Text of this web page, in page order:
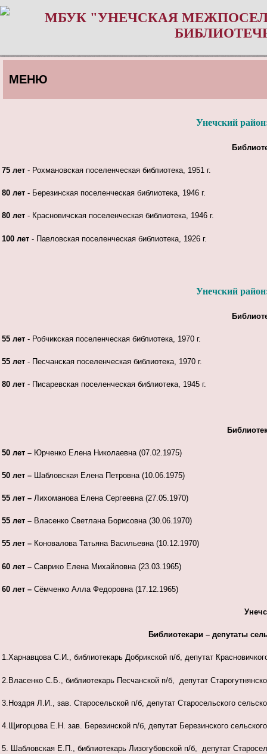
МБУК "УНЕЧСКАЯ
МЕНЮ
Унечский
75 лет - Рохмановская поселенческая библиотека, 1951 г.
80 лет - Березинская поселенческая библиотека, 1946 г.
80 лет - Красновичская поселенческая библиотека, 1946 г.
100 лет - Павловская поселенческая библиотека, 1926 г.
Унечский
55 лет - Робчикская поселенческая библиотека, 1970 г.
55 лет - Песчанская поселенческая библиотека, 1970 г.
80 лет - Писаревская поселенческая библиотека, 1945 г.
50 лет – Юрченко Елена Николаевна (07.02.1975)
50 лет – Шабловская Елена Петровна (10.06.1975)
55 лет – Лихоманова Елена Сергеевна (27.05.1970)
55 лет – Власенко Светлана Борисовна (30.06.1970)
55 лет – Коновалова Татьяна Васильевна (10.12.1970)
60 лет – Саврико Елена Михайловна (23.03.1965)
60 лет – Сёмченко Алла Федоровна (17.12.1965)
Библиотекари – депутаты
1.Харнавцова С.И., библиотекарь Добрикской п/б, депутат
2.Власенко С.Б., библиотекарь Песчанской п/б, депутат
3.Ноздря Л.И., зав. Старосельской п/б, депутат Старосельского
4.Щигорцова Е.Н. зав. Березинской п/б, депутат Березинского
5. Шабловская Е.П., библиотекарь Лизогубовской п/б, депутат